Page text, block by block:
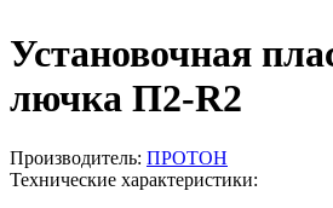
Установочная
лючка П2-R2
Производитель: ПРОТОН
Технические характеристики: